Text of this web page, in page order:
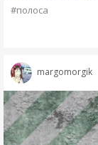
#полоса
margomorgik